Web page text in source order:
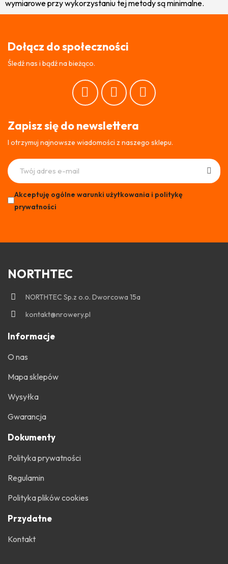
wymiarowe przy wykorzystaniu tej metody są minimalne.
Dołącz do społeczności
Śledź nas i bądź na bieżąco.
Zapisz się do newslettera
I otrzymuj najnowsze wiadomości z naszego sklepu.
Akceptuję ogólne warunki użytkowania i politykę
prywatności
NORTHTEC
NORTHTEC Sp.z o.o. Dworcowa 15a
kontakt@nrowery.pl
Informacje
O nas
Mapa sklepów
Wysyłka
Gwarancja
Dokumenty
Polityka prywatności
Regulamin
Polityka plików cookies
Przydatne
Kontakt